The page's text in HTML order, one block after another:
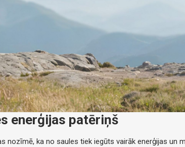
enerģijas patēriņš
nozīmē, ka no saules tiek iegūts vairāk enerģijas